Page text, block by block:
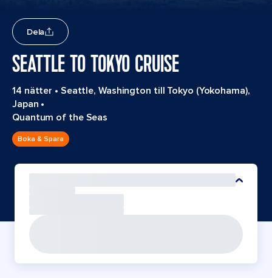
Dela
SEATTLE TO TOKYO CRUISE
14 nätter • Seattle, Washington till Tokyo (Yokohama),
Japan •
Quantum of the Seas
Boka & Spara